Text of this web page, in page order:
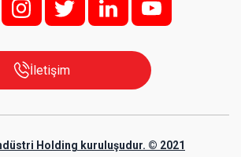
i; t l y
İletişim
Holding kuruluşudur. © 2021